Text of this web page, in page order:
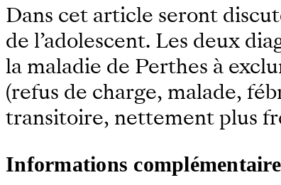
Dans cet article seront
de l’adolescent. Les deux
la maladie de Perthes à
(refus de charge, malade,
transitoire, nettement plus
Informations